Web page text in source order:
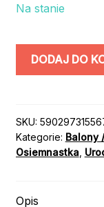
Na stanie
ilość
RÓŻOWA
18
44cm
DODAJ DO
SKU:
Kategorie: Balony
Osiemnastka,
Opis